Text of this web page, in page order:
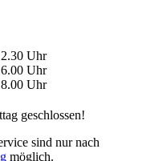
Uhr
Uhr
Uhr
geschlossen!
sind nur nach
möglich.